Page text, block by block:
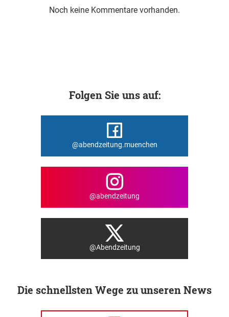
Noch keine Kommentare vorhanden.
Folgen Sie uns auf:
@abendzeitung.muenchen
@abendzeitung
@Abendzeitung
Die schnellsten Wege zu unseren News